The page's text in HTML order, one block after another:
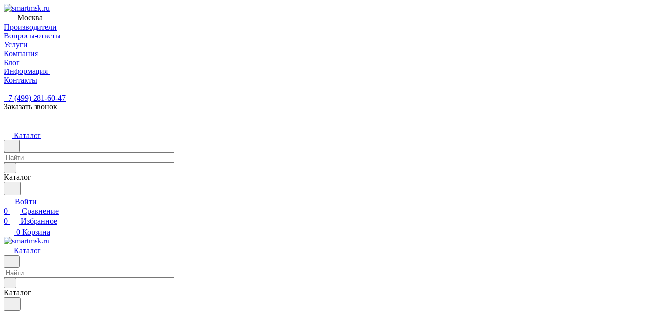
Москва
Производители
Вопросы-ответы
Услуги
Компания
Блог
Информация
Контакты
+7 (499) 281-60-47
Заказать звонок
Каталог
Каталог
Войти
0
Сравнение
0
Избранное
0 Корзина
Каталог
Каталог